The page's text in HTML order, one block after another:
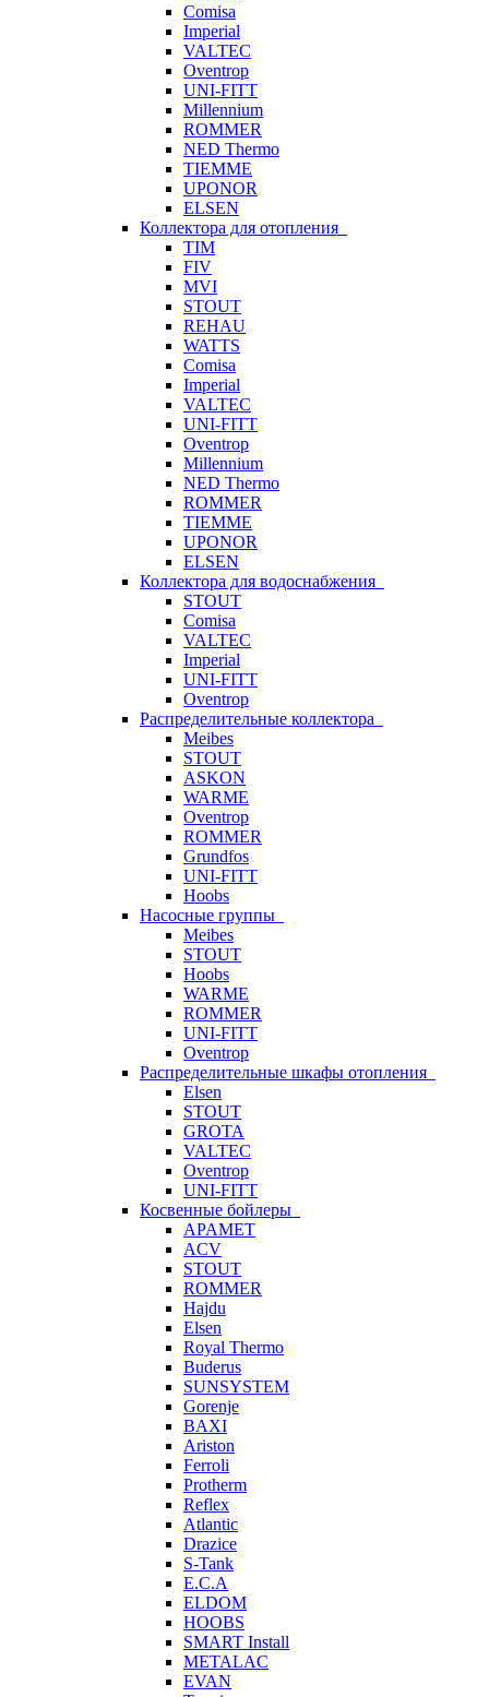
Comisa
Imperial
VALTEC
Oventrop
UNI-FITT
Millennium
ROMMER
NED Thermo
TIEMME
UPONOR
ELSEN
Коллектора для отопления
TIM
FIV
MVI
STOUT
REHAU
WATTS
Comisa
Imperial
VALTEC
UNI-FITT
Oventrop
Millennium
NED Thermo
ROMMER
TIEMME
UPONOR
ELSEN
Коллектора для водоснабжения
STOUT
Comisa
VALTEC
Imperial
UNI-FITT
Oventrop
Распределительные коллектора
Meibes
STOUT
ASKON
WARME
Oventrop
ROMMER
Grundfos
UNI-FITT
Hoobs
Насосные группы
Meibes
STOUT
Hoobs
WARME
ROMMER
UNI-FITT
Oventrop
Распределительные шкафы отопления
Elsen
STOUT
GROTA
VALTEC
Oventrop
UNI-FITT
Косвенные бойлеры
APAMET
ACV
STOUT
ROMMER
Hajdu
Elsen
Royal Thermo
Buderus
SUNSYSTEM
Gorenje
BAXI
Ariston
Ferroli
Protherm
Reflex
Atlantic
Drazice
S-Tank
E.C.A
ELDOM
HOOBS
SMART Install
METALAC
EVAN